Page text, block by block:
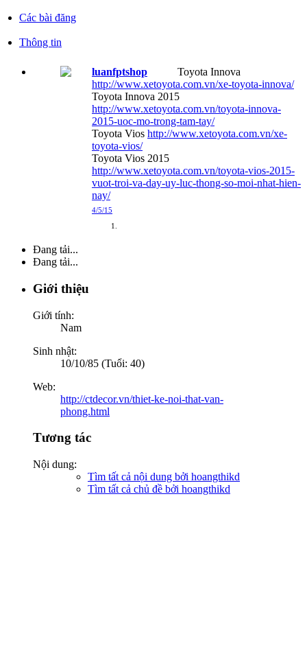
Các bài đăng
Thông tin
luanfptshop
Toyota Innova
http://www.xetoyota.com.vn/xe-toyota-innova/
Toyota Innova 2015
http://www.xetoyota.com.vn/toyota-innova-
2015-uoc-mo-trong-tam-tay/
Toyota Vios http://www.xetoyota.com.vn/xe-
toyota-vios/
Toyota Vios 2015
http://www.xetoyota.com.vn/toyota-vios-2015-
vuot-troi-va-day-uy-luc-thong-so-moi-nhat-hien-
nay/
4/5/15
Đang tải...
Đang tải...
Giới thiệu
Giới tính:
Nam
Sinh nhật:
10/10/85 (Tuổi: 40)
Web:
http://ctdecor.vn/thiet-ke-noi-that-van-
phong.html
Tương tác
Nội dung:
Tìm tất cả nội dung bởi hoangthikd
Tìm tất cả chủ đề bởi hoangthikd